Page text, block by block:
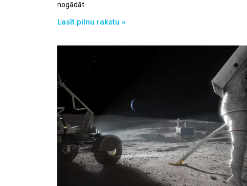
nogādāt
Lasīt pilnu rakstu »